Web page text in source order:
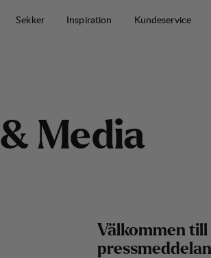
Sekker Inspiration Kundeservice
& Media
Välkommen